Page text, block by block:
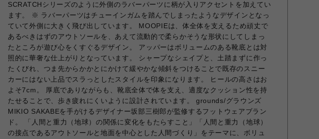
SCRATCHシリーズのように外側のラバーパーツに柄が入りアクセントを加えてい
ます。 ※ ラバーパーツはチューインガムを踏んでしまったようなデザインとなっ
ていて外側に大きく飛び出しています。 MOOPIEは、体全体を支えるため頑丈で
あるべきはずのアウトソールを、あえて流動的で柔らかそうな形状にしてしまっ
たところが遊び心をくすぐるデザイン。 アッパーはボリュームのある靴底とは対
照的に華奢な仕上がりとなっています。 シャープなシェイプと、土踏まずに作っ
たくびれ、つま先からかかとにかけて緩やかな傾斜をつけることで既存のスニー
カーにはない上品でスラっとしたスタイルを印象になります。 ヒールの高さはお
よそ7cm。 厚底でありながらも、靴底全体で体を支え、適度なクッション性を持
たせることで、歩き疲れにくいように設計されています。 grounds/グラウンズ
MIKIO SAKABEを手がけるデザイナー坂部三樹郎が監修するフットウェアブラン
ド。 「人間と重力（地球）の関係に変化をもたらすこと」「人間と重力（地球）
の接点であるアウトソールと地面を中心とした人間づくり」をテーマに、ボリュ